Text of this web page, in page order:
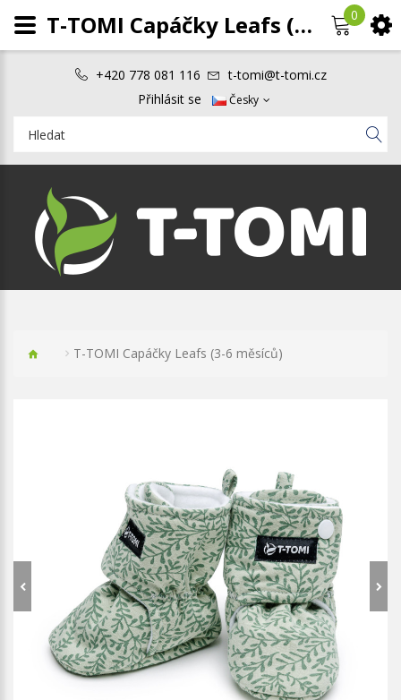
+420 778 081 116
t-tomi@t-tomi.cz
Přihlásit se
Česky
0
T-TOMI Capáčky Leafs (3-6 měsíců)
T-TOMI Capáčky Leafs (3-6 měsíců)